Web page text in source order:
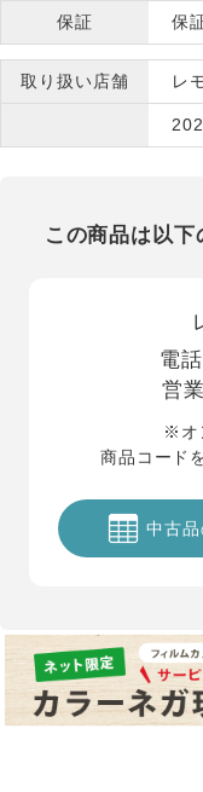
保証 保
取り扱い店舗 レ
この商品は以
電
営
※オ
商品コード
中古